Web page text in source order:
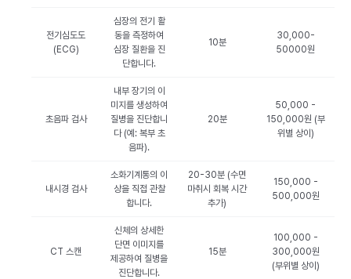
전기심도도
(ECG)
심장의 전기 활
동을 측정하여
심장 질환을 진
단합니다.
10분
30,000-
50000원
초음파 검사
내부 장기의 이
미지를 생성하여
질병을 진단합니
다 (예: 복부 초
음파).
20분
50,000 -
150,000원 (부
위별 상이)
내시경 검사
소화기계통의 이
상을 직접 관찰
합니다.
20-30분 (수면
마취시 회복 시간
추가)
150,000 -
500,000원
CT 스캔
신체의 상세한
단면 이미지를
제공하여 질병을
진단합니다.
15분
100,000 -
300,000원
(부위별 상이)